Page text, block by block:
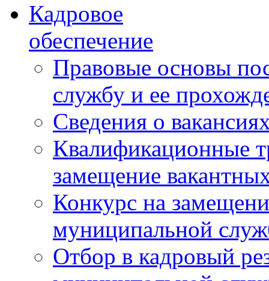
Кадровое
обеспечение
Правовые основы
службу и ее
Сведения о
Квалификационные
замещение
Конкурс на
муниципальной
Отбор в кадровый